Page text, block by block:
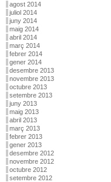
agost 2014
juliol 2014
juny 2014
maig 2014
abril 2014
març 2014
febrer 2014
gener 2014
desembre 2013
novembre 2013
octubre 2013
setembre 2013
juny 2013
maig 2013
abril 2013
març 2013
febrer 2013
gener 2013
desembre 2012
novembre 2012
octubre 2012
setembre 2012